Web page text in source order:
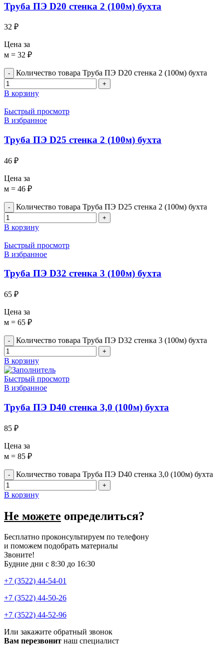
Труба ПЭ D20 стенка 2 (100м) бухта
32 ₽
Цена за
м = 32 ₽
Количество товара Труба ПЭ D20 стенка 2 (100м) бухта
В корзину
Быстрый просмотр
В избранное
Труба ПЭ D25 стенка 2 (100м) бухта
46 ₽
Цена за
м = 46 ₽
Количество товара Труба ПЭ D25 стенка 2 (100м) бухта
В корзину
Быстрый просмотр
В избранное
Труба ПЭ D32 стенка 3 (100м) бухта
65 ₽
Цена за
м = 65 ₽
Количество товара Труба ПЭ D32 стенка 3 (100м) бухта
В корзину
Быстрый просмотр
В избранное
Труба ПЭ D40 стенка 3,0 (100м) бухта
85 ₽
Цена за
м = 85 ₽
Количество товара Труба ПЭ D40 стенка 3,0 (100м) бухта
В корзину
Не можете определиться?
Бесплатно проконсультируем по телефону
и поможем подобрать материалы
Звоните!
Будние дни с 8:30 до 16:30
+7 (3522) 44-54-01
+7 (3522) 44-50-26
+7 (3522) 44-52-96
Или закажите обратный звонок
Вам перезвонит наш специалист